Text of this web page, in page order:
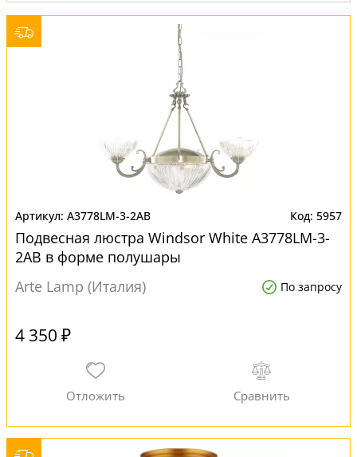
A3778LM-3-2AB 5957
Подвесная люстра Windsor White A3778LM-3-
2AB в форме полушары
Arte Lamp (Италия)
По запросу
4 350 ₽